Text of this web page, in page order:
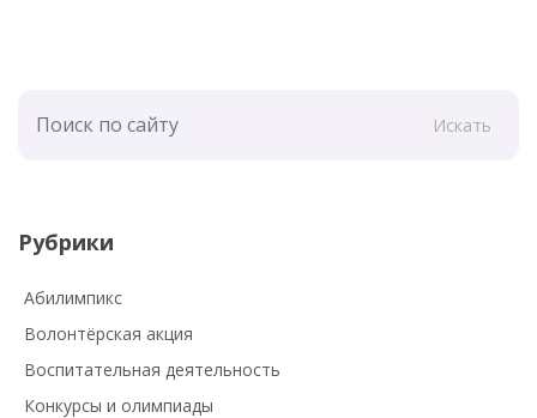
Искать
Рубрики
Абилимпикс
Волонтёрская акция
Воспитательная деятельность
Конкурсы и олимпиады